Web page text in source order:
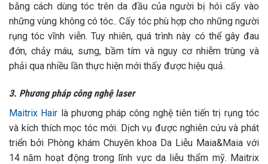
bằng cách dùng tóc trên da đầu của người bị hói cấy vào
những vùng không có tóc.. Cấy tóc phù hợp cho những người
rụng tóc vĩnh viễn. Tuy nhiên, quá trình này có thể gây đau
đớn, chảy máu, sưng, bầm tím và nguy cơ nhiễm trùng và
phải qua nhiều lần thực hiện mới thấy được hiệu quả.
3. Phương pháp công nghệ laser
Maitrix Hair là phương pháp công nghệ tiên tiến trị rụng tóc
và kích thích mọc tóc mới. Dịch vụ được nghiên cứu và phát
triển bởi Phòng khám Chuyên khoa Da Liễu Maia&Maia với
14 năm hoạt động trong lĩnh vực da liễu thẩm mỹ. Maitrix